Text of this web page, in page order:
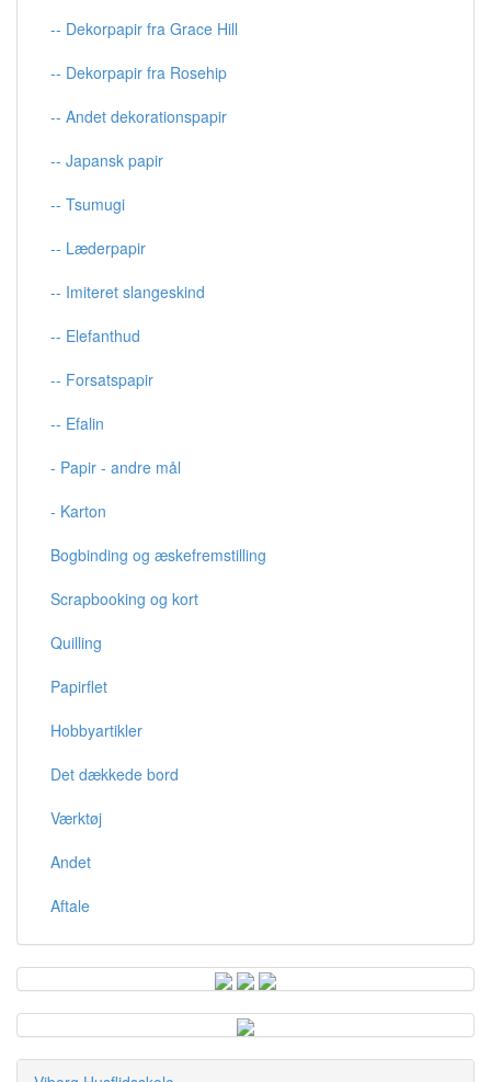
-- Dekorpapir fra Grace Hill
-- Dekorpapir fra Rosehip
-- Andet dekorationspapir
-- Japansk papir
-- Tsumugi
-- Læderpapir
-- Imiteret slangeskind
-- Elefanthud
-- Forsatspapir
-- Efalin
- Papir - andre mål
- Karton
Bogbinding og æskefremstilling
Scrapbooking og kort
Quilling
Papirflet
Hobbyartikler
Det dækkede bord
Værktøj
Andet
Aftale